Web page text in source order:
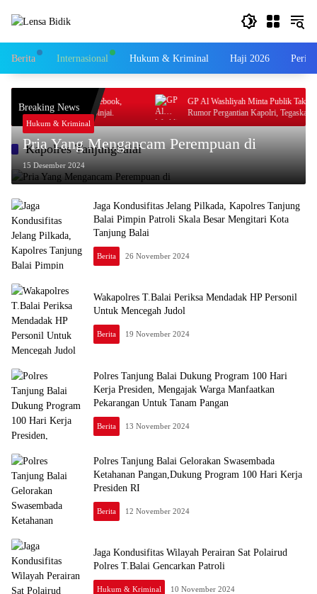
Berita Internasional Hukum & Kriminal Haji 2026
Breaking News
Profesi Jurnalis Di Fecebook,
Ke Polres Binjai.
GP Al Washliyah Minta Publik Tak
Rumor Pergantian Kapolri, Tegaskan Polri
Solid
Kapolres Tanjungbalai
Hukum & Kriminal
Pria Yang Mengancam Perempuan di
15 Desember 2024
Jaga Kondusifitas Jelang Pilkada, Kapolres Tanjung
Balai Pimpin Patroli Skala Besar Mengitari Kota
Tanjung Balai
Berita 26 November 2024
Wakapolres T.Balai Periksa Mendadak HP Personil
Untuk Mencegah Judol
Berita 19 November 2024
Polres Tanjung Balai Dukung Program 100 Hari
Kerja Presiden, Mengajak Warga Manfaatkan
Pekarangan Untuk Tanam Pangan
Berita 13 November 2024
Polres Tanjung Balai Gelorakan Swasembada
Ketahanan Pangan,Dukung Program 100 Hari Kerja
Presiden RI
Berita 12 November 2024
Jaga Kondusifitas Wilayah Perairan Sat Polairud
Polres T.Balai Gencarkan Patroli
Hukum & Kriminal 10 November 2024